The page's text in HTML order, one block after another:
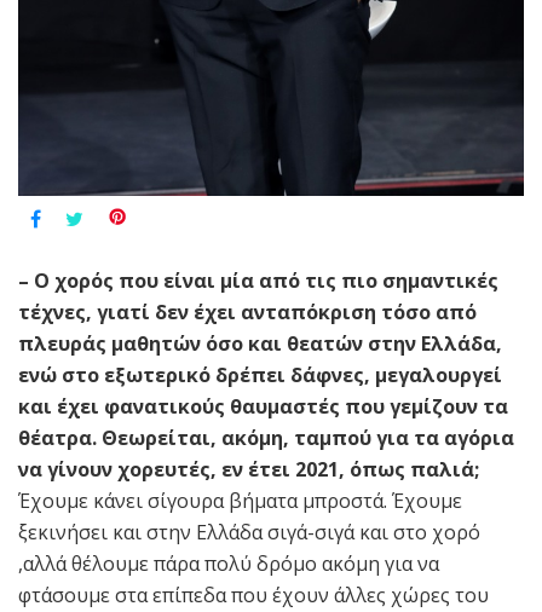
– Ο χορός που είναι μία από τις πιο σημαντικές
τέχνες, γιατί δεν έχει ανταπόκριση τόσο από
πλευράς μαθητών όσο και θεατών στην Ελλάδα,
ενώ στο εξωτερικό δρέπει δάφνες, μεγαλουργεί
και έχει φανατικούς θαυμαστές που γεμίζουν τα
θέατρα. Θεωρείται, ακόμη, ταμπού για τα αγόρια
να γίνουν χορευτές, εν έτει 2021, όπως παλιά;
Έχουμε κάνει σίγουρα βήματα μπροστά. Έχουμε
ξεκινήσει και στην Ελλάδα σιγά-σιγά και στο χορό
,αλλά θέλουμε πάρα πολύ δρόμο ακόμη για να
φτάσουμε στα επίπεδα που έχουν άλλες χώρες του